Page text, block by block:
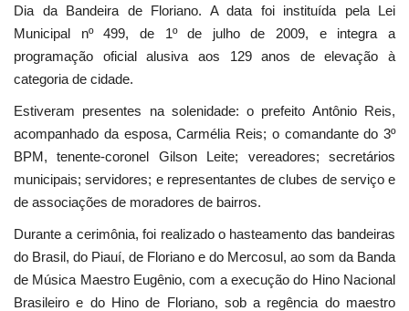
Dia da Bandeira de Floriano. A data foi instituída pela Lei
Municipal nº 499, de 1º de julho de 2009, e integra a
programação oficial alusiva aos 129 anos de elevação à
categoria de cidade.
Estiveram presentes na solenidade: o prefeito Antônio Reis,
acompanhado da esposa, Carmélia Reis; o comandante do 3º
BPM, tenente-coronel Gilson Leite; vereadores; secretários
municipais; servidores; e representantes de clubes de serviço e
de associações de moradores de bairros.
Durante a cerimônia, foi realizado o hasteamento das bandeiras
do Brasil, do Piauí, de Floriano e do Mercosul, ao som da Banda
de Música Maestro Eugênio, com a execução do Hino Nacional
Brasileiro e do Hino de Floriano, sob a regência do maestro